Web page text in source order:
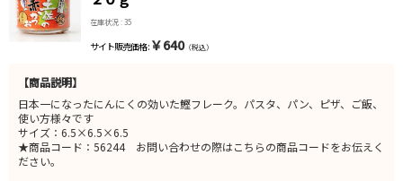
在庫状況 : 35
サイト販売価格 : ￥640（税込）
【商品説明】
日本一になったにんにくの効いた鰹フレーク。パスタ、パン、ピザ、ご飯、
使い方様々です
サイズ：6.5×6.5×6.5
★商品コード：56244 お問い合わせの際はこちらの商品コードをお伝えく
ださい。